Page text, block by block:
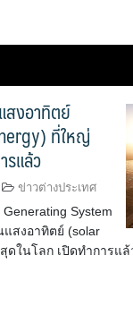
สงอาทิตย์
ที่ใหญ่
รแล้ว
ข่าวต่างประเทศ
System
สงอาทิตย์ (solar
ดในโลก เปิดทำการแ